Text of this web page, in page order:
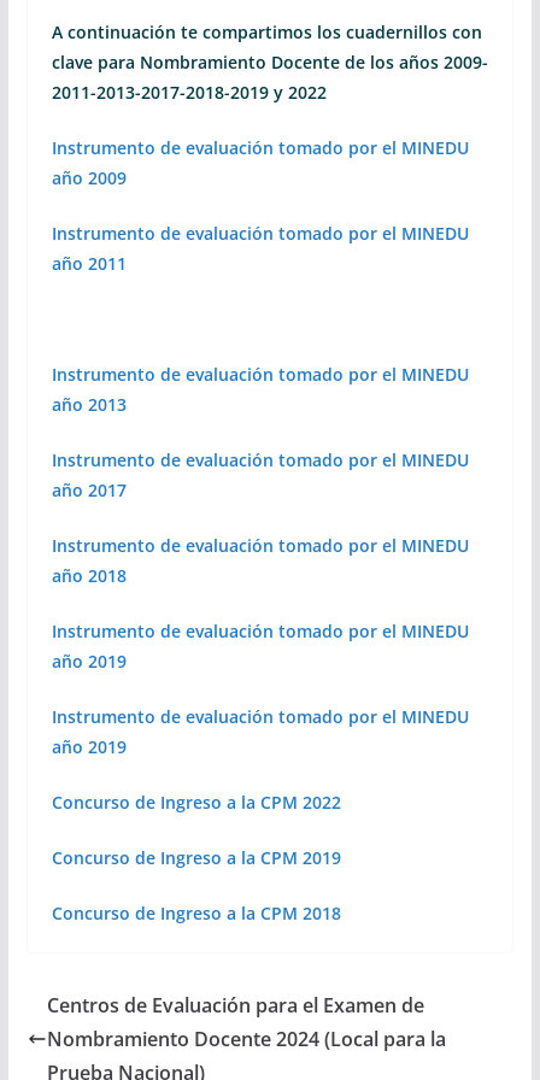
A continuación te compartimos los cuadernillos con
clave para Nombramiento Docente de los años 2009-
2011-2013-2017-2018-2019 y 2022
Instrumento de evaluación tomado por el MINEDU
año 2009
Instrumento de evaluación tomado por el MINEDU
año 2011
Instrumento de evaluación tomado por el MINEDU
año 2013
Instrumento de evaluación tomado por el MINEDU
año 2017
Instrumento de evaluación tomado por el MINEDU
año 2018
Instrumento de evaluación tomado por el MINEDU
año 2019
Instrumento de evaluación tomado por el MINEDU
año 2019
Concurso de Ingreso a la CPM 2022
Concurso de Ingreso a la CPM 2019
Concurso de Ingreso a la CPM 2018
Centros de Evaluación para el Examen de
Nombramiento Docente 2024 (Local para la
Prueba Nacional)